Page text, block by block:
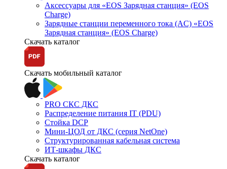
Аксессуары для «EOS Зарядная станция» (EOS
Charge)
Зарядные станции переменного тока (AC) «EOS
Зарядная станция» (EOS Charge)
Скачать каталог
Скачать мобильный каталог
PRO СКС ДКС
Распределение питания IT (PDU)
Стойка DCP
Мини-ЦОД от ДКС (серия NetOne)
Структурированная кабельная система
ИТ-шкафы ДКС
Скачать каталог